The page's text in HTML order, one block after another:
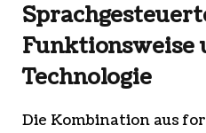
Technologie
Die Kombination aus